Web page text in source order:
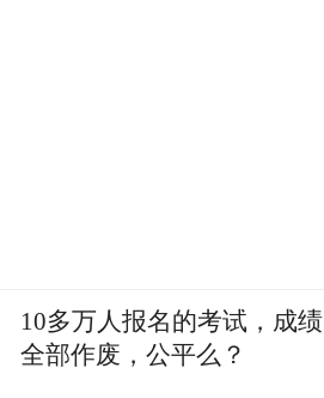
10多万人报名的考试，成绩
全部作废，公平么？